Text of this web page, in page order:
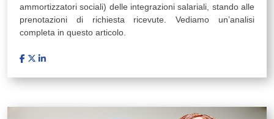
ammortizzatori sociali) delle integrazioni salariali, stando alle
prenotazioni di richiesta ricevute. Vediamo un’analisi
completa in questo articolo.